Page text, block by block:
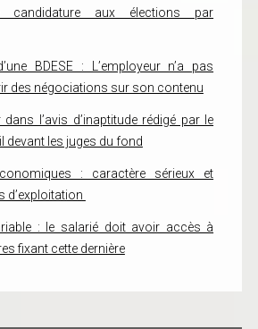
candidature aux élections par
BDESE : L’employeur n’a pas
des négociations sur son contenu
dans l’avis d’inaptitude rédigé par le
devant les juges du fond
: caractère sérieux et
d’exploitation
: le salarié doit avoir accès à
fixant cette dernière